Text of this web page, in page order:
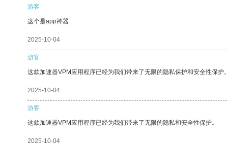
游客
这个是app神器
2025-10-04
游客
这款加速器VPM应用程序已经为我们带来了无限的隐私保护和安全性保护。
2025-10-04
游客
这款加速器VPM应用程序已经为我们带来了无限的隐私和安全性保护。
2025-10-04